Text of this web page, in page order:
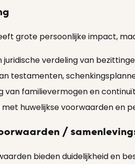
grote persoonlijke impact,
juridische verdeling van
testamenten,
van familievermogen en
huwelijkse voorwaarden en
/
bieden duidelijkheid en